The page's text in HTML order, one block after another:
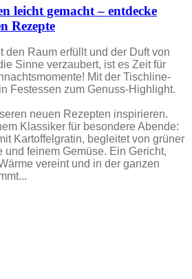
leicht gemacht – entdecke
Rezepte
den Raum erfüllt und der Duft von
Sinne verzaubert, ist es Zeit für
Mit der Tischline-
Festessen zum Genuss-Highlight.
neuen Rezepten inspirieren.
Klassiker für besondere Abende:
Kartoffelgratin, begleitet von grüner
und feinem Gemüse. Ein Gericht,
vereint und in der ganzen